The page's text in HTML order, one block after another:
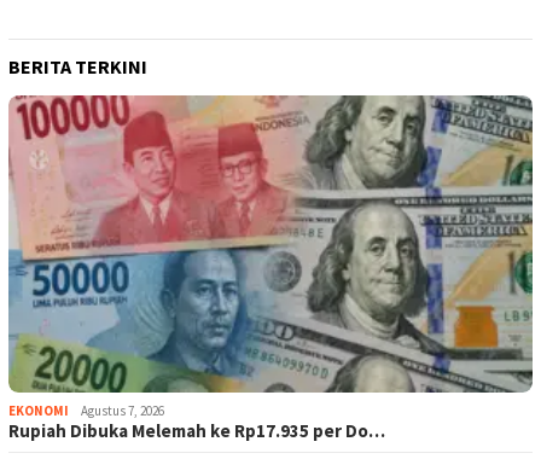
BERITA TERKINI
EKONOMI Agustus 7, 2026
Rupiah Dibuka Melemah ke Rp17.935 per Do…